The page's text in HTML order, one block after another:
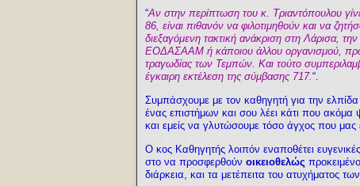
“Αν στην περίπτωση του κ. Τριαντόπουλου
86, είναι πιθανόν να φιλοτιμηθούν και να
διεξαγόμενη τακτική ανάκριση στη Λάρισα,
ΕΟΔΑΣΑΑΜ ή κάποιου άλλου οργανισμού,
τραγωδίας των Τεμπών. Και τούτο
έγκαιρη εκτέλεση της σύμβασης 717.“.
Συμπάσχουμε με τον καθηγητή για την
ένας επιστήμων και σου λέει κάτι που
και εμείς να γλυτώσουμε τόσο άγχος που μας
Ο κος Καθηγητής λοιπόν εναποθέτει
στο να προσφερθούν οικειοθελώς
διάρκεια, και τα μετέπειτα του ατυχήματος